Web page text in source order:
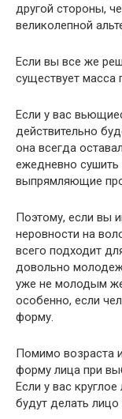
другой стороны,
великолепной
Если вы все же
существует масса
Если у вас
действительно
она всегда
ежедневно сушить
выпрямляющие
Поэтому, если вы
неровности на
всего подходит
довольно
уже не молодым
особенно, если
форму.
Помимо возраста
форму лица при
Если у вас
будут делать лицо